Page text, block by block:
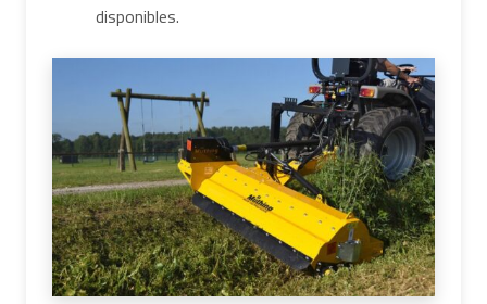
disponibles.